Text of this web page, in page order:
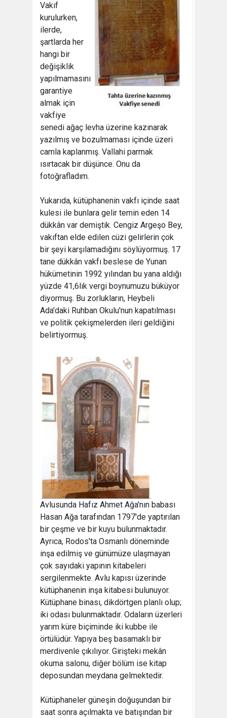
Vakıf
kurulurken,
ilerde,
şartlarda her
hangi bir
değişiklik
yapılmamasını
garantiye
almak için
vakfiye
senedi ağaç levha üzerine kazınarak
yazılmış ve bozulmaması içinde üzeri
camla kaplanmış. Vallahi parmak
ısırtacak bir düşünce. Onu da
fotoğrafladım.
Yukarıda, kütüphanenin vakfı içinde saat
kulesi ile bunlara gelir temin eden 14
dükkân var demiştik. Cengiz Argeşo Bey,
vakıftan elde edilen cüzi gelirlerin çok
bir şeyi karşılamadığını söylüyormuş. 17
tane dükkân vakfı beslese de Yunan
hükümetinin 1992 yılından bu yana aldığı
yüzde 41,6lık vergi boynumuzu büküyor
diyormuş. Bu zorlukların, Heybeli
Ada'daki Ruhban Okulu'nun kapatılması
ve politik çekişmelerden ileri geldiğini
belirtiyormuş.
Avlusunda Hafız Ahmet Ağa'nın babası
Hasan Ağa tarafından 1797'de yaptırılan
bir çeşme ve bir kuyu bulunmaktadır.
Ayrıca, Rodos'ta Osmanlı döneminde
inşa edilmiş ve günümüze ulaşmayan
çok sayıdaki yapının kitabeleri
sergilenmekte. Avlu kapısı üzerinde
kütüphanenin inşa kitabesi bulunuyor.
Kütüphane binası, dikdörtgen planlı olup;
iki odası bulunmaktadır. Odaların üzerleri
yarım küre biçiminde iki kubbe ile
örtülüdür. Yapıya beş basamaklı bir
merdivenle çıkılıyor. Girişteki mekân
okuma salonu, diğer bölüm ise kitap
deposundan meydana gelmektedir.
Kütüphaneler güneşin doğuşundan bir
saat sonra açılmakta ve batışından bir